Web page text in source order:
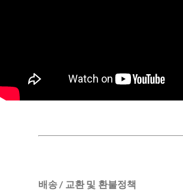
배송 / 교환 및 환불정책